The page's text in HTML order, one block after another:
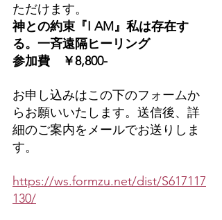
ただけます。
神との約束『I AM』私は存在す
る。一斉遠隔ヒーリング
参加費　￥8,800-
お申し込みはこの下のフォームか
らお願いいたします。送信後、詳
細のご案内をメールでお送りしま
す。
https://ws.formzu.net/dist/S617117
130/